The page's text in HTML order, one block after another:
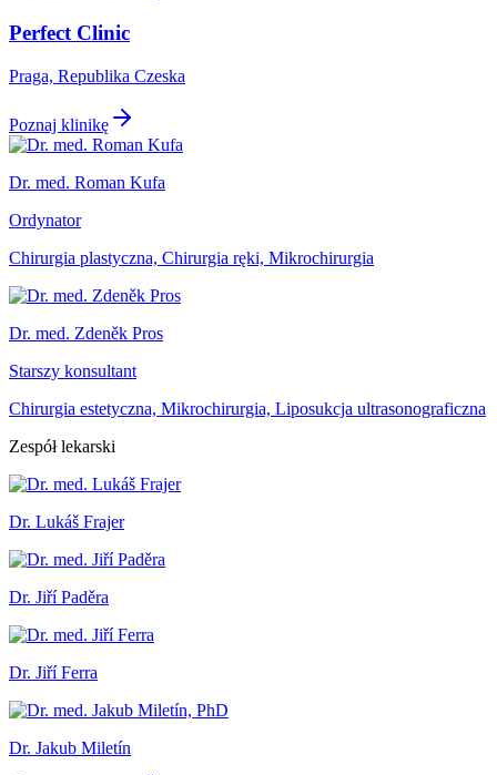
Perfect Clinic
Praga, Republika Czeska
Poznaj klinikę
Dr. med. Roman Kufa
Ordynator
Chirurgia plastyczna, Chirurgia ręki, Mikrochirurgia
Dr. med. Zdeněk Pros
Starszy konsultant
Chirurgia estetyczna, Mikrochirurgia, Liposukcja ultrasonograficzna
Zespół lekarski
Dr. Lukáš Frajer
Dr. Jiří Paděra
Dr. Jiří Ferra
Dr. Jakub Miletín